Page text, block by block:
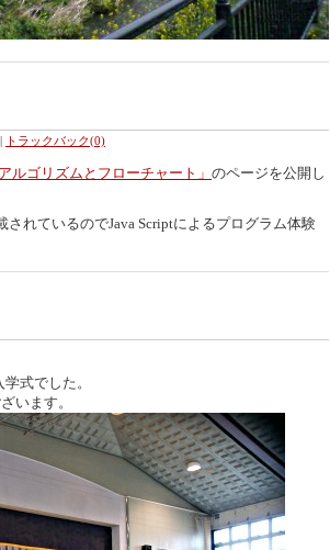
| トラックバック(0)
ルゴリズムとフローチャート」 のページを公開し
されているのでJava Scriptによるプログラム体験
式でした。
います。